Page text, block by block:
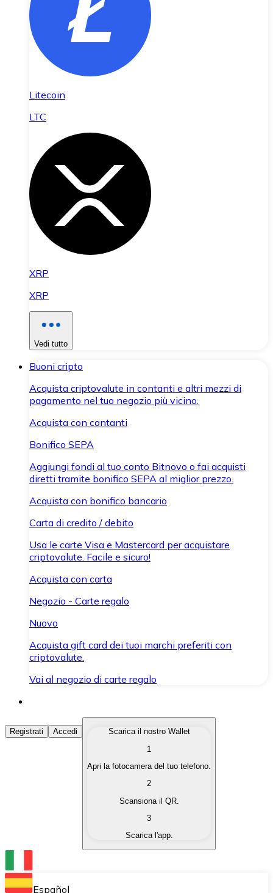
Litecoin
LTC
XRP
XRP
Vedi tutto
Buoni cripto
Acquista criptovalute in contanti e altri mezzi di
pagamento nel tuo negozio più vicino.
Acquista con contanti
Bonifico SEPA
Aggiungi fondi al tuo conto Bitnovo o fai acquisti
diretti tramite bonifico SEPA al miglior prezzo.
Acquista con bonifico bancario
Carta di credito / debito
Usa le carte Visa e Mastercard per acquistare
criptovalute. Facile e sicuro!
Acquista con carta
Negozio - Carte regalo
Nuovo
Acquista gift card dei tuoi marchi preferiti con
criptovalute.
Vai al negozio di carte regalo
Acquista Criptovalute
Acquista le criptovalute che ti interessano in modo
Converti le tue criptovalute in valuta fiat quando ne
Scambia una criptovaluta con un'altra
Conserva le tue cripto in un Wallet self-custodial.
Registrati Accedi
Scarica il nostro Wallet
1
Apri la fotocamera del tuo telefono.
2
Scansiona il QR.
3
Scarica l'app.
Español